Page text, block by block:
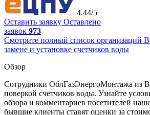
4.44/5
Оставить заявку Оставлено
заявок 973
Смотрите полный список организаций
замене и установке счетчиков воды
Обзор
Сотрудники ОблГазЭнергоМонтажа из
поверкой счетчиков воды. Узнайте
обзора и комментариев посетителей
бывшие клиенты ставят оценки за